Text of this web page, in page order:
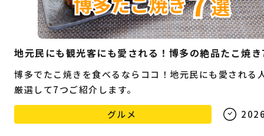
地元民にも観光客にも愛される！博多の絶品たこ焼
博多でたこ焼きを食べるならココ！地元民にも愛される
厳選して7つご紹介します。
グルメ